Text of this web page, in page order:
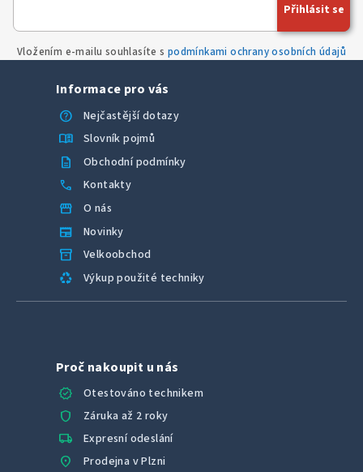
Vložením e-mailu souhlasíte s podmínkami ochrany osobních údajů
Přihlásit se
Informace pro vás
help
Nejčastější dotazy
menu_book Slovník pojmů
description Obchodní podmínky
call Kontakty
storefront O nás
newspaper Novinky
inventory_2 Velkoobchod
recycling Výkup použité techniky
Proč nakoupit u nás
verified
Otestováno technikem
shield Záruka až 2 roky
local_shipping Expresní odeslání
location_on Prodejna v Plzni